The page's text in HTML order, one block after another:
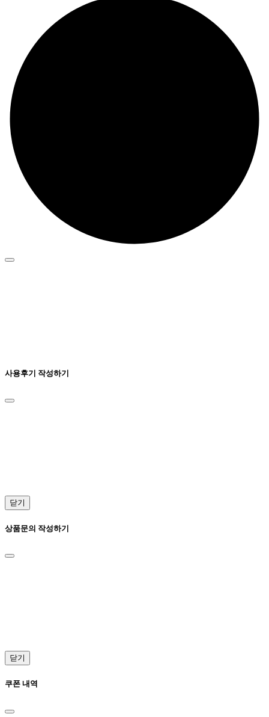
사용후기 작성하기
닫기
상품문의 작성하기
닫기
쿠폰 내역